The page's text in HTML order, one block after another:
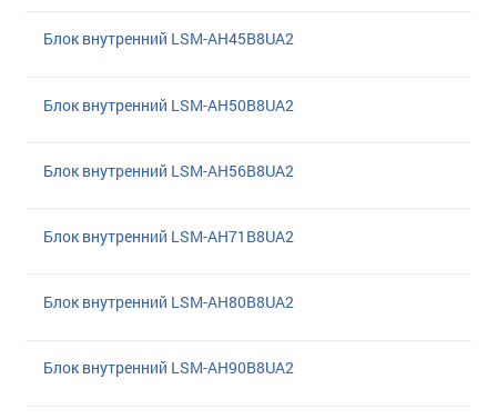
Блок внутренний LSM-AH45B8UA2
Блок внутренний LSM-AH50B8UA2
Блок внутренний LSM-AH56B8UA2
Блок внутренний LSM-AH71B8UA2
Блок внутренний LSM-AH80B8UA2
Блок внутренний LSM-AH90B8UA2